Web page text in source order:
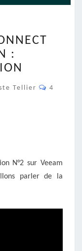
:
Tellier
4
N°2 sur Veeam
parler de la